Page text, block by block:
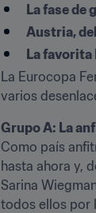
La fase de
Austria,
La favorita
La Eurocopa
varios
Grupo A: La
Como país
hasta ahora y,
Sarina
todos ellos por